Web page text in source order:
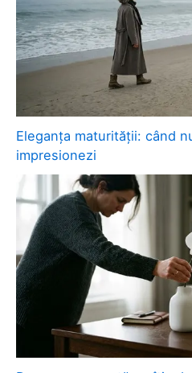
Eleganța maturității: când
impresionezi